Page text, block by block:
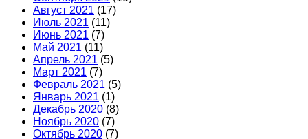
Август 2021 (17)
Июль 2021 (11)
Июнь 2021 (7)
Май 2021 (11)
Апрель 2021 (5)
Март 2021 (7)
Февраль 2021 (5)
Январь 2021 (1)
Декабрь 2020 (8)
Ноябрь 2020 (7)
Октябрь 2020 (7)